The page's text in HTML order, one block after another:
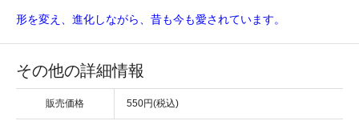
形を変え、進化しながら、昔も今も愛されています。
その他の詳細情報
販売価格 550円(税込)